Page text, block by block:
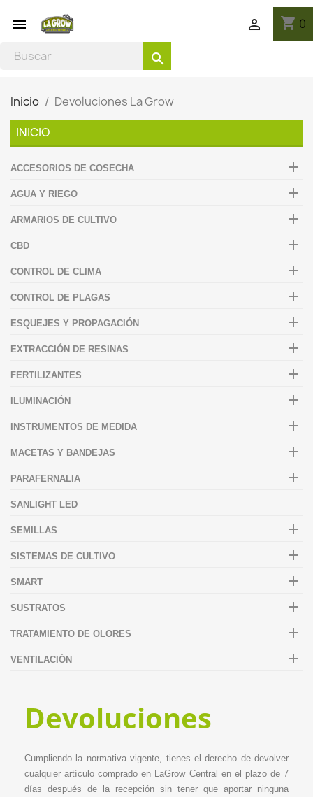
 shopping_cart 0

search
Inicio
Devoluciones La Grow
INICIO
ACCESORIOS DE COSECHA 
AGUA Y RIEGO 
ARMARIOS DE CULTIVO 
CBD 
CONTROL DE CLIMA 
CONTROL DE PLAGAS 
ESQUEJES Y PROPAGACIÓN 
EXTRACCIÓN DE RESINAS 
FERTILIZANTES 
ILUMINACIÓN 
INSTRUMENTOS DE MEDIDA 
MACETAS Y BANDEJAS 
PARAFERNALIA 
SANLIGHT LED
SEMILLAS 
SISTEMAS DE CULTIVO 
SMART 
SUSTRATOS 
TRATAMIENTO DE OLORES 
VENTILACIÓN 
Devoluciones
Cumpliendo la normativa vigente, tienes el derecho de devolver
cualquier artículo comprado en LaGrow Central en el plazo de 7
días después de la recepción sin tener que aportar ninguna